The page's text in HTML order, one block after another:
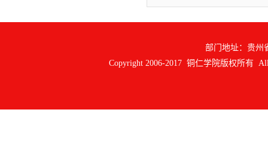
部门地址：贵州
Copyright 2006-2017 铜仁学院版权所有